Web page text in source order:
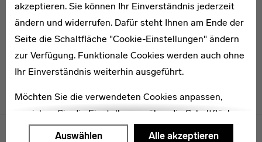
akzeptieren. Sie können Ihr Einverständnis jederzeit
ändern und widerrufen. Dafür steht Ihnen am Ende der
Seite die Schaltfläche "Cookie-Einstellungen" ändern
zur Verfügung. Funktionale Cookies werden auch ohne
Ihr Einverständnis weiterhin ausgeführt.
Möchten Sie die verwendeten Cookies anpassen,
erreichen Sie die Einstellungen über die Schaltfläche
"Auswählen".
Auswählen Alle akzeptieren
Lotte Hälsig
Menulinks
VERÖFFENTLICHUNGEN